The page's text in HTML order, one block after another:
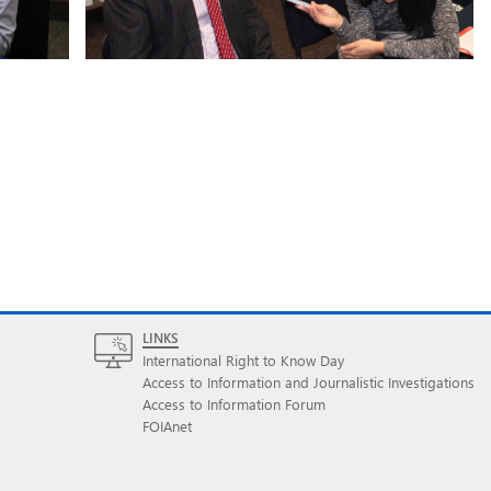
LINKS
International Right to Know Day
Access to Information and Journalistic Investigations
Access to Information Forum
FOIAnet